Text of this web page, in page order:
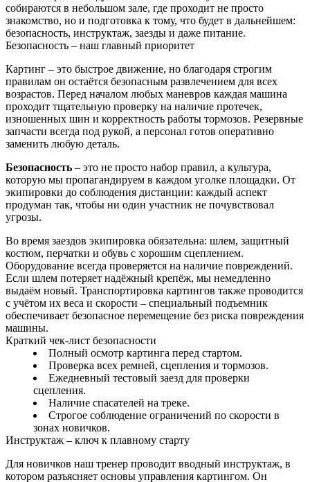
собираются в небольшом зале, где проходит не просто
знакомство, но и подготовка к тому, что будет в дальнейшем:
безопасность, инструктаж, заезды и даже питание.
Безопасность – наш главный приоритет
Картинг – это быстрое движение, но благодаря строгим
правилам он остаётся безопасным развлечением для всех
возрастов. Перед началом любых маневров каждая машина
проходит тщательную проверку на наличие протечек,
изношенных шин и корректность работы тормозов. Резервные
запчасти всегда под рукой, а персонал готов оперативно
заменить любую деталь.
Безопасность – это не просто набор правил, а культура,
которую мы пропагандируем в каждом уголке площадки. От
экипировки до соблюдения дистанции: каждый аспект
продуман так, чтобы ни один участник не почувствовал
угрозы.
Во время заездов экипировка обязательна: шлем, защитный
костюм, перчатки и обувь с хорошим сцеплением.
Оборудование всегда проверяется на наличие повреждений.
Если шлем потеряет надёжный крепёж, мы немедленно
выдаём новый. Транспортировка картингов также проводится
с учётом их веса и скорости – специальный подъемник
обеспечивает безопасное перемещение без риска повреждения
машины.
Краткий чек‑лист безопасности
Полный осмотр картинга перед стартом.
Проверка всех ремней, сцепления и тормозов.
Ежедневный тестовый заезд для проверки
сцепления.
Наличие спасателей на треке.
Строгое соблюдение ограничений по скорости в
зонах новичков.
Инструктаж – ключ к плавному старту
Для новичков наш тренер проводит вводный инструктаж, в
котором разъясняет основы управления картингом. Он